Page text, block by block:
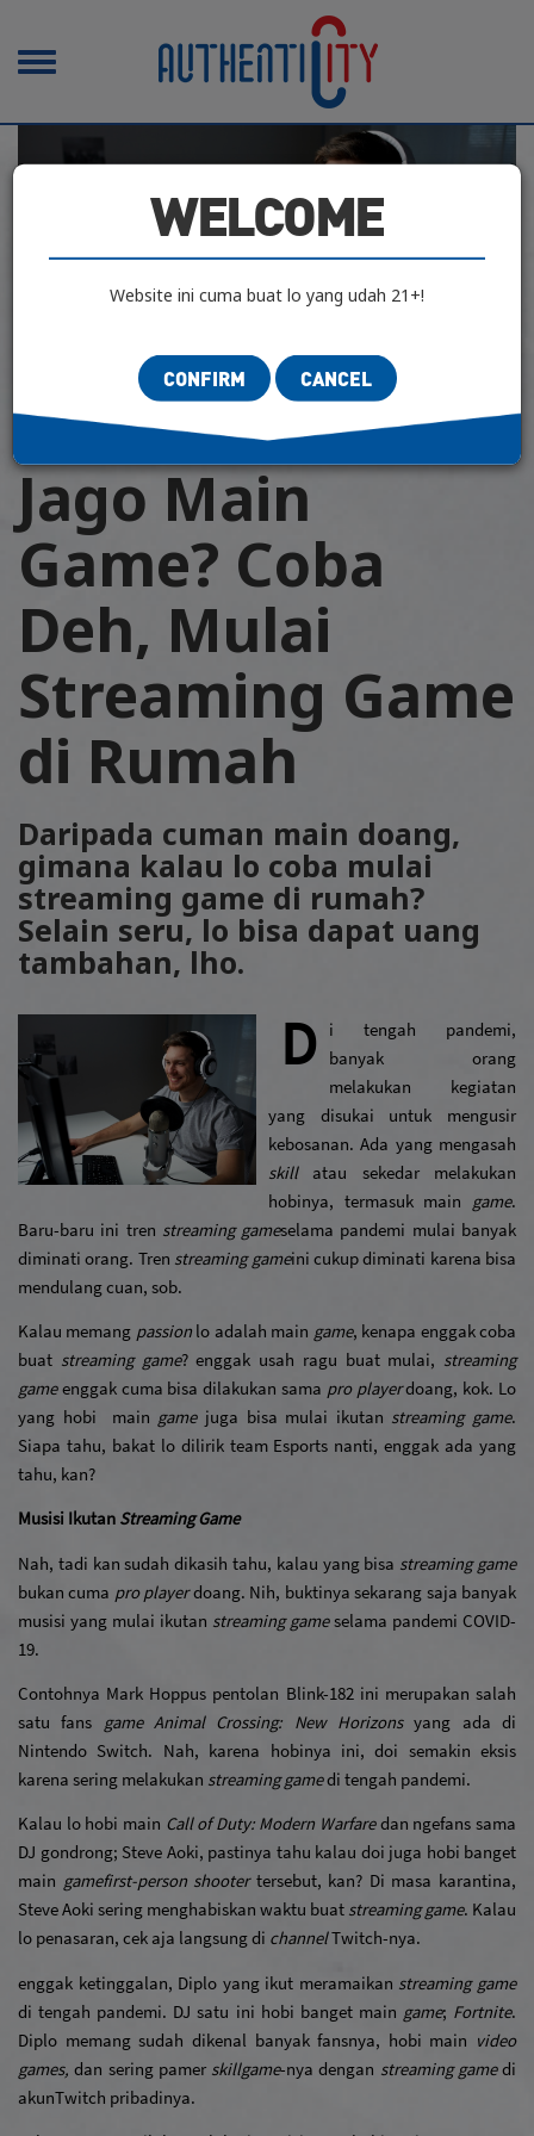
Toggle
CLASIFIED CULTURE|CONTEMPORARY| 27 Juli 2020
Jago Main
Game? Coba
Deh, Mulai
Streaming Game
di Rumah
Daripada cuman main doang,
gimana kalau lo coba mulai
streaming game di rumah?
Selain seru, lo bisa dapat uang
tambahan, lho.
D
i tengah pandemi,
banyak orang
melakukan kegiatan
yang disukai untuk mengusir
skill atau sekedar melakukan
hobinya, termasuk main game.
Baru-baru ini tren streaming gameselama pandemi mulai banyak
diminati orang. Tren streaming gameini cukup diminati karena bisa
mendulang cuan, sob.
Kalau memang passion lo adalah main game, kenapa enggak coba
buat streaming game? enggak usah ragu buat mulai, streaming
game enggak cuma bisa dilakukan sama pro player doang, kok. Lo
yang hobi  main game juga bisa mulai ikutan streaming game.
Siapa tahu, bakat lo dilirik team Esports nanti, enggak ada yang
tahu, kan?
Musisi Ikutan Streaming Game
Nah, tadi kan sudah dikasih tahu, kalau yang bisa streaming game
bukan cuma pro player doang. Nih, buktinya sekarang saja banyak
musisi yang mulai ikutan streaming game selama pandemi COVID-
19.
Contohnya Mark Hoppus pentolan Blink-182 ini merupakan salah
satu fans game Animal Crossing: New Horizons yang ada di
Nintendo Switch. Nah, karena hobinya ini, doi semakin eksis
karena sering melakukan streaming game di tengah pandemi.
Kalau lo hobi main Call of Duty: Modern Warfare dan ngefans sama
DJ gondrong; Steve Aoki, pastinya tahu kalau doi juga hobi banget
main gamefirst-person shooter tersebut, kan? Di masa karantina,
Steve Aoki sering menghabiskan waktu buat streaming game. Kalau
lo penasaran, cek aja langsung di channel Twitch-nya.
enggak ketinggalan, Diplo yang ikut meramaikan streaming game
di tengah pandemi. DJ satu ini hobi banget main game; Fortnite.
Diplo memang sudah dikenal banyak fansnya, hobi main video
games, dan sering pamer skillgame-nya dengan streaming game di
akunTwitch pribadinya.
WELCOME
Website ini cuma buat lo yang udah 21+!
CONFIRM CANCEL